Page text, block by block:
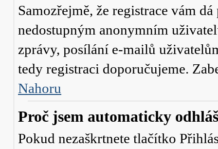
Samozřejmě, že registrace vám
nedostupným anonymním
zprávy, posílání e-mailů
tedy registraci doporučujeme.
Nahoru
Proč jsem automaticky
Pokud nezaškrtnete tlačítko